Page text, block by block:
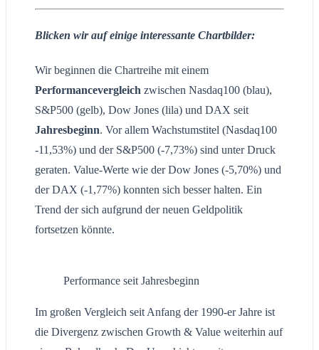
Blicken wir auf einige interessante Chartbilder:
Wir beginnen die Chartreihe mit einem
Performancevergleich zwischen Nasdaq100 (blau),
S&P500 (gelb), Dow Jones (lila) und DAX seit
Jahresbeginn. Vor allem Wachstumstitel (Nasdaq100
-11,53%) und der S&P500 (-7,73%) sind unter Druck
geraten. Value-Werte wie der Dow Jones (-5,70%) und
der DAX (-1,77%) konnten sich besser halten. Ein
Trend der sich aufgrund der neuen Geldpolitik
fortsetzen könnte.
Performance seit Jahresbeginn
Im großen Vergleich seit Anfang der 1990-er Jahre ist
die Divergenz zwischen Growth & Value weiterhin auf